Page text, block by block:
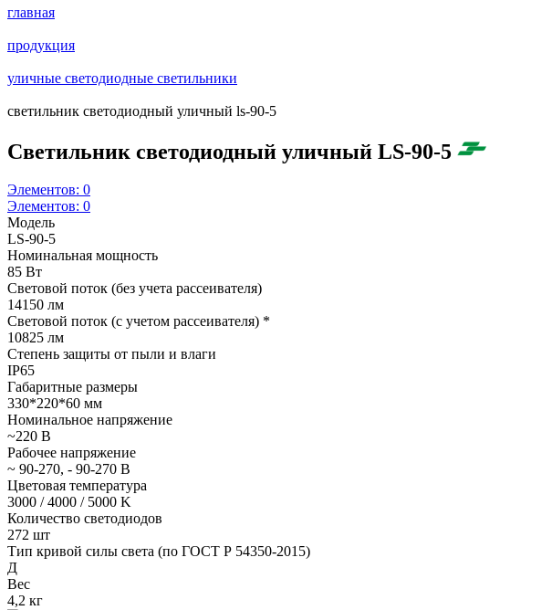
главная
продукция
уличные светодиодные светильники
cветильник светодиодный уличный ls-90-5
Cветильник светодиодный уличный LS-90-5
Элементов: 0
Элементов: 0
Модель
LS-90-5
Номинальная мощность
85 Вт
Световой поток (без учета рассеивателя)
14150 лм
Световой поток (с учетом рассеивателя) *
10825 лм
Степень защиты от пыли и влаги
IP65
Габаритные размеры
330*220*60 мм
Номинальное напряжение
~220 В
Рабочее напряжение
~ 90-270, - 90-270 В
Цветовая температура
3000 / 4000 / 5000 K
Количество светодиодов
272 шт
Тип кривой силы света (по ГОСТ Р 54350-2015)
Д
Вес
4,2 кг